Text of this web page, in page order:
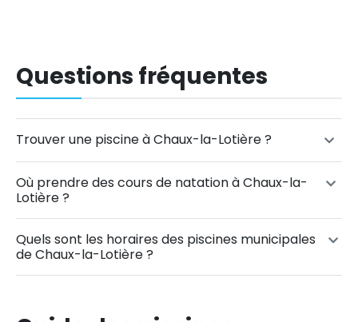
Questions fréquentes
Trouver une piscine à Chaux-la-Lotière ?
Où prendre des cours de natation à Chaux-la-
Lotière ?
Quels sont les horaires des piscines municipales
de Chaux-la-Lotière ?